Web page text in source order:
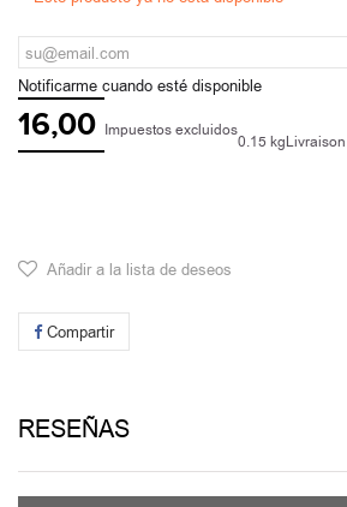
Notificarme cuando esté disponible
16,00 Impuestos excluidos
0.15 kg
Añadir a la lista de deseos
Compartir
RESEÑAS